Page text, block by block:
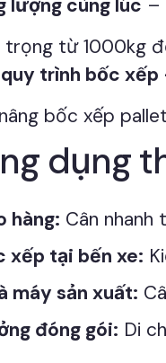
trọng từ 1000kg
trình bốc
dụng
hàng: Cân
xếp tại bến xe:
máy sản xuất:
đóng gói: Di